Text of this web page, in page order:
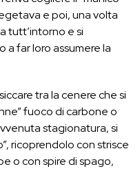
e poi, una volta
tutt’intorno e si
a far loro assumere la
tra la cenere che si
fuoco di carbone o
stagionatura, si
ricoprendolo con strisce
o con spire di spago,